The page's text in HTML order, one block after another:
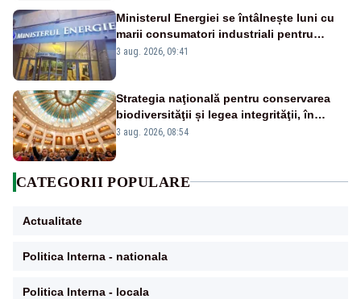
Ministerul Energiei se întâlnește luni cu
marii consumatori industriali pentru
reducerea voluntară a consumului de
3 aug. 2026, 09:41
Strategia naţională pentru conservarea
biodiversităţii și legea integrităţii, în
dezbatere
3 aug. 2026, 08:54
CATEGORII POPULARE
Actualitate
Politica Interna - nationala
Politica Interna - locala